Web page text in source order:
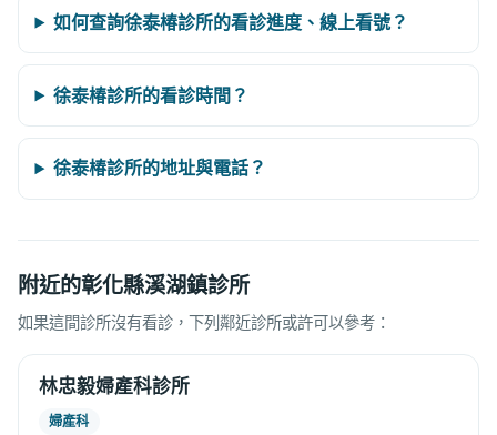
如何查詢徐泰椿診所的看診進度、線上看號？
徐泰椿診所的看診時間？
徐泰椿診所的地址與電話？
附近的彰化縣溪湖鎮診所
如果這間診所沒有看診，下列鄰近診所或許可以參考：
林忠毅婦產科診所
婦產科